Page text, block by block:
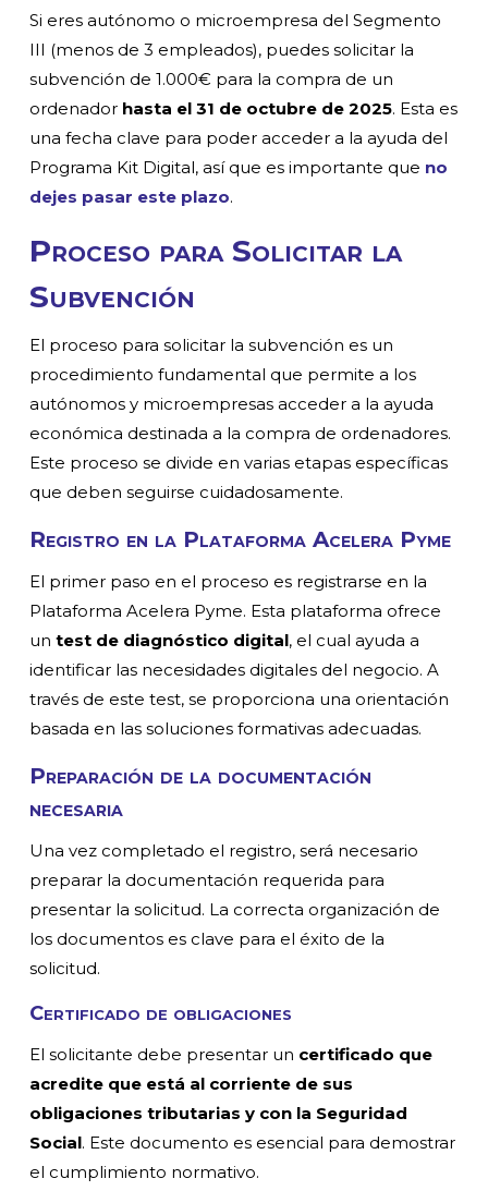
Si eres autónomo o microempresa del Segmento
III (menos de 3 empleados), puedes solicitar la
subvención de 1.000€ para la compra de un
ordenador hasta el 31 de octubre de 2025. Esta es
una fecha clave para poder acceder a la ayuda del
Programa Kit Digital, así que es importante que no
dejes pasar este plazo.
Proceso para Solicitar la
Subvención
El proceso para solicitar la subvención es un
procedimiento fundamental que permite a los
autónomos y microempresas acceder a la ayuda
económica destinada a la compra de ordenadores.
Este proceso se divide en varias etapas específicas
que deben seguirse cuidadosamente.
Registro en la Plataforma Acelera Pyme
El primer paso en el proceso es registrarse en la
Plataforma Acelera Pyme. Esta plataforma ofrece
un test de diagnóstico digital, el cual ayuda a
identificar las necesidades digitales del negocio. A
través de este test, se proporciona una orientación
basada en las soluciones formativas adecuadas.
Preparación de la documentación
necesaria
Una vez completado el registro, será necesario
preparar la documentación requerida para
presentar la solicitud. La correcta organización de
los documentos es clave para el éxito de la
solicitud.
Certificado de obligaciones
El solicitante debe presentar un certificado que
acredite que está al corriente de sus
obligaciones tributarias y con la Seguridad
Social. Este documento es esencial para demostrar
el cumplimiento normativo.